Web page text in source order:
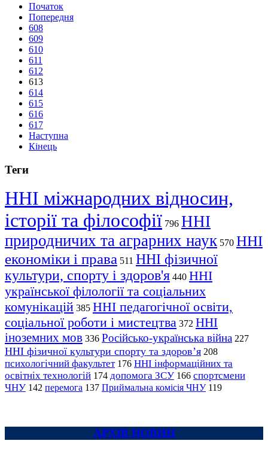
Початок
Попередня
608
609
610
611
612
613
614
615
616
617
Наступна
Кінець
Теги
ННІ міжнародних відносин,
історії та філософії 796 ННІ
природничих та аграрних наук 570 ННІ
економіки і права 511 ННІ фізичної
культури, спорту і здоров'я 440 ННІ
української філології та соціальних
комунікацій 385 ННІ педагогічної освіти,
соціальної роботи і мистецтва 372 ННІ
іноземних мов 336 Російсько-українська війна 227
ННІ фізичної культури спорту та здоров’я 208
психологічний факультет 176 ННІ інформаційних та
освітніх технологій 174 допомога ЗСУ 166 спортсмени
ЧНУ 142 перемога 137 Приймальна комісія ЧНУ 119
АРХІВ НОВИН